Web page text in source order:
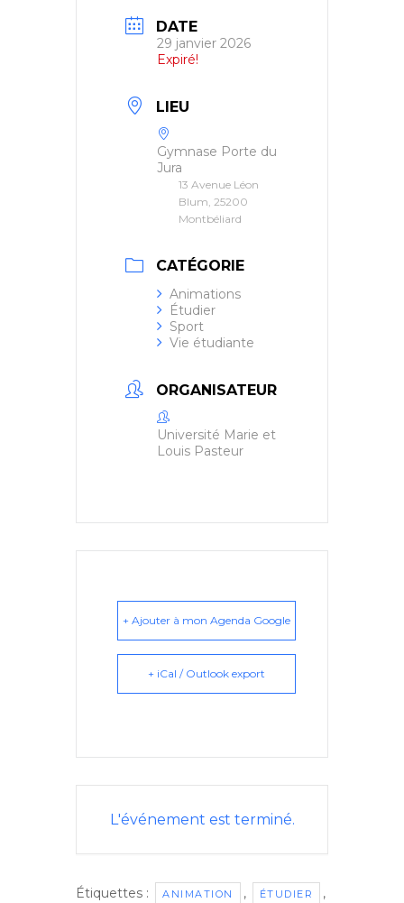
DATE
29 janvier 2026
Expiré!
LIEU
Gymnase Porte du
Jura
13 Avenue Léon
Blum, 25200
Montbéliard
CATÉGORIE
Animations
Étudier
Sport
Vie étudiante
ORGANISATEUR
Université Marie et
Louis Pasteur
+ Ajouter à mon Agenda Google
+ iCal / Outlook export
L'événement est terminé.
Étiquettes : ANIMATION , ÉTUDIER ,